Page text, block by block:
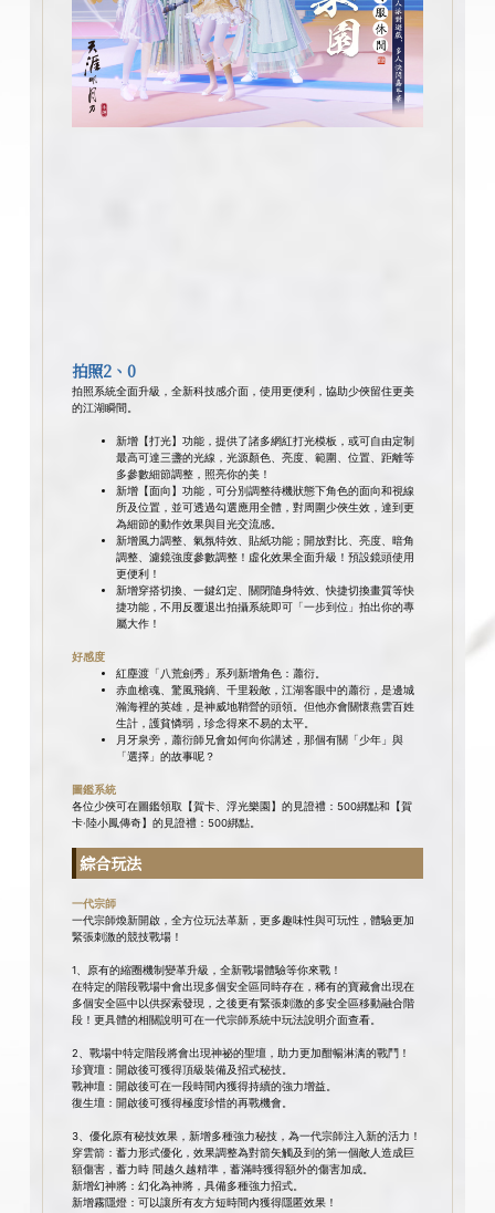
拍照2、0
拍照系統全面升級，全新科技感介面，使用更便利，協助少俠留住更美
的江湖瞬間。
新增【打光】功能，提供了諸多網紅打光模板，或可自由定制
最高可達三盞的光線，光源顏色、亮度、範圍、位置、距離等
多參數細節調整，照亮你的美！
新增【面向】功能，可分別調整待機狀態下角色的面向和視線
所及位置，並可透過勾選應用全體，對周圍少俠生效，達到更
為細節的動作效果與目光交流感。
新增風力調整、氣氛特效、貼紙功能；開放對比、亮度、暗角
調整、濾鏡強度參數調整！虛化效果全面升級！預設鏡頭使用
更便利！
新增穿搭切換、一鍵幻定、關閉隨身特效、快捷切換畫質等快
捷功能，不用反覆退出拍攝系統即可「一步到位」拍出你的專
屬大作！
好感度
紅塵渡「八荒劍秀」系列新增角色：蕭衍。
赤血槍魂、驚風飛鏑、千里殺敵，江湖客眼中的蕭衍，是邊城
瀚海裡的英雄，是神威地鞘營的頭領。但他亦會關懷燕雲百姓
生計，護貧憐弱，珍念得來不易的太平。
月牙泉旁，蕭衍師兄會如何向你講述，那個有關「少年」與
「選擇」的故事呢？
圖鑑系統
各位少俠可在圖鑑領取【賀卡、浮光樂園】的見證禮：500綁點和【賀
卡·陸小鳳傳奇】的見證禮：500綁點。
綜合玩法
一代宗師
一代宗師煥新開啟，全方位玩法革新，更多趣味性與可玩性，體驗更加
緊張刺激的競技戰場！
1、原有的縮圈機制變革升級，全新戰場體驗等你來戰！
在特定的階段戰場中會出現多個安全區同時存在，稀有的寶藏會出現在
多個安全區中以供探索發現，之後更有緊張刺激的多安全區移動融合階
段！更具體的相關說明可在一代宗師系統中玩法說明介面查看。
2、戰場中特定階段將會出現神祕的聖壇，助力更加酣暢淋漓的戰鬥！
珍寶壇：開啟後可獲得頂級裝備及招式秘技。
戰神壇：開啟後可在一段時間內獲得持續的強力增益。
復生壇：開啟後可獲得極度珍惜的再戰機會。
3、優化原有秘技效果，新增多種強力秘技，為一代宗師注入新的活力！
穿雲箭：蓄力形式優化，效果調整為對箭矢觸及到的第一個敵人造成巨
額傷害，蓄力時 間越久越精準，蓄滿時獲得額外的傷害加成。
新增幻神將：幻化為神將，具備多種強力招式。
新增霧隱燈：可以讓所有友方短時間內獲得隱匿效果！